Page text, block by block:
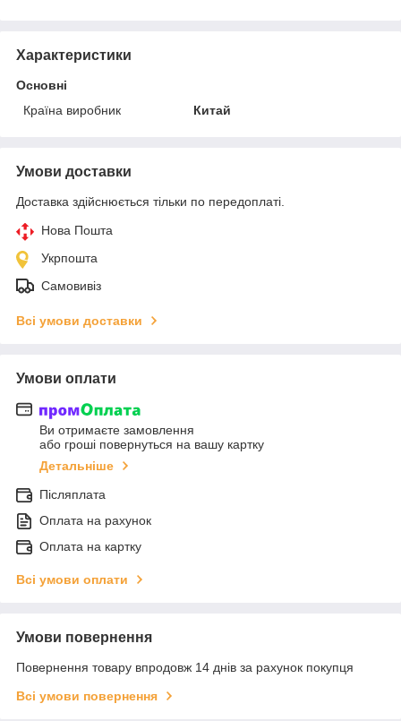
Характеристики
Основні
Країна виробник
Китай
Умови доставки
Доставка здійснюється тільки по передоплаті.
Нова Пошта
Укрпошта
Самовивіз
Всі умови доставки
Умови оплати
Ви отримаєте замовлення
або гроші повернуться на вашу картку
Детальніше
Післяплата
Оплата на рахунок
Оплата на картку
Всі умови оплати
Умови повернення
Повернення товару впродовж 14 днів за рахунок покупця
Всі умови повернення